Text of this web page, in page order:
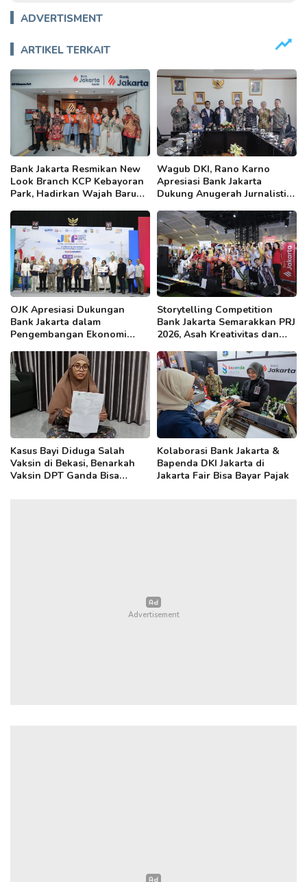
ADVERTISMENT
ARTIKEL TERKAIT
Bank Jakarta Resmikan New
Look Branch KCP Kebayoran
Park, Hadirkan Wajah Baru
Wagub DKI, Rano Karno
Apresiasi Bank Jakarta
Dukung Anugerah Jurnalistik
Berkualitas Sambut 5 Abad
Jakarta
OJK Apresiasi Dukungan
Bank Jakarta dalam
Pengembangan Ekonomi
Storytelling Competition
Bank Jakarta Semarakkan PRJ
2026, Asah Kreativitas dan
Kasus Bayi Diduga Salah
Vaksin di Bekasi, Benarkah
Vaksin DPT Ganda Bisa
Kolaborasi Bank Jakarta &
Bapenda DKI Jakarta di
Jakarta Fair Bisa Bayar Pajak